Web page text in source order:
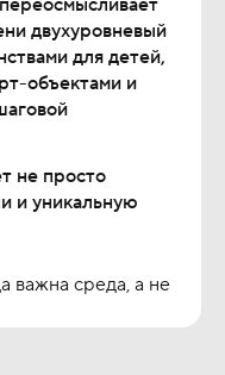
переосмысливает
двухуровневый
для детей,
объектами и
не просто
и уникальную